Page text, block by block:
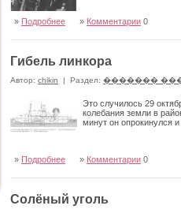
» Подробнее » Комментарии 0
Гибель линкора
Автор: chikin | Раздел: �������
Это случилось 29
колебания земли в
минут он опрокинулся
» Подробнее » Комментарии 0
Солёный уголь